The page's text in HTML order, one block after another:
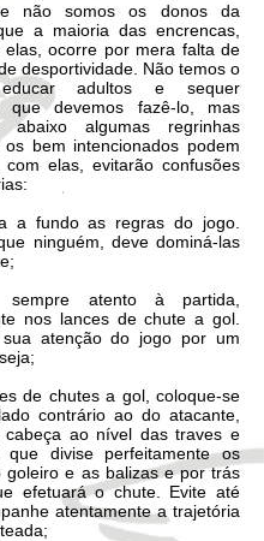
não somos os donos da
a maioria das encrencas,
elas, ocorre por mera falta de
desportividade. Não temos o
adultos e sequer
que devemos fazê-lo, mas
abaixo algumas regrinhas
bem intencionados podem
elas, evitarão confusões
a fundo as regras do jogo.
ninguém, deve dominá-las
atento à partida,
nos lances de chute a gol.
atenção do jogo por um
de chutes a gol, coloque-se
contrário ao do atacante,
cabeça ao nível das traves e
que divise perfeitamente os
goleiro e as balizas e por trás
efetuará o chute. Evite até
atentamente a trajetória